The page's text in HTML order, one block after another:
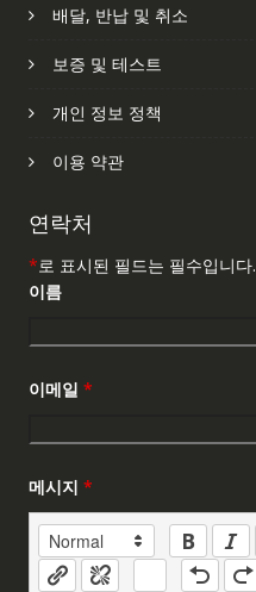
배달, 반납 및 취소
보증 및 테스트
개인 정보 정책
이용 약관
연락처
*로 표시된 필드는 필수입니다.
이름
이메일 *
메시지 *